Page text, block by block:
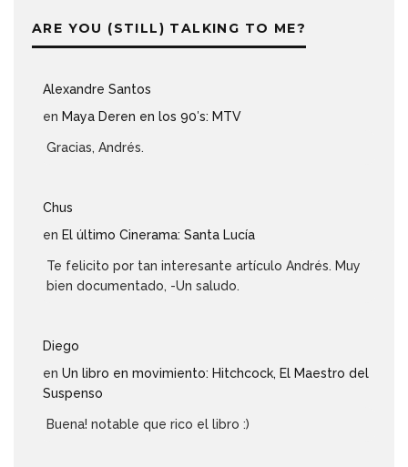
ARE YOU (STILL) TALKING TO ME?
Alexandre Santos
en Maya Deren en los 90′s: MTV
Gracias, Andrés.
Chus
en El último Cinerama: Santa Lucía
Te felicito por tan interesante artículo Andrés. Muy
bien documentado, -Un saludo.
Diego
en Un libro en movimiento: Hitchcock, El Maestro del
Suspenso
Buena! notable que rico el libro :)